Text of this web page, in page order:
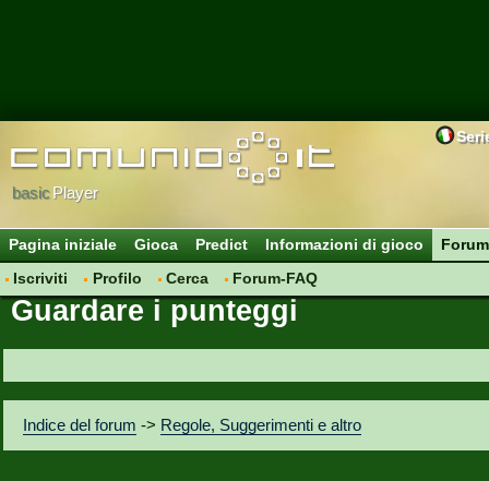
basicPlayer
Pagina iniziale Gioca Predict Informazioni di gioco
Forum
Iscriviti
Profilo Cerca Forum-FAQ
Guardare i punteggi
Indice del forum -> Regole, Suggerimenti e altro